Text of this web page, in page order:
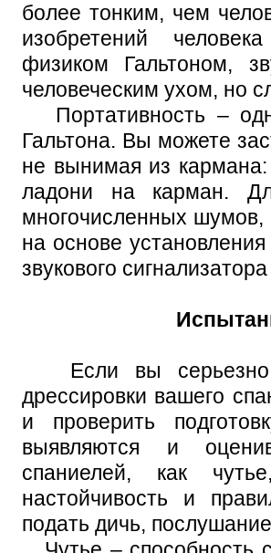
более тонким, чем
изобретений
физиком Гальтоном,
человеческим ухом, но
Портативность –
Гальтона. Вы можете
не вынимая из
ладони на карман.
многочисленных
на основе
звукового
Если вы серьезно
дрессировки вашего
и проверить
выявляются и
спаниелей, как
настойчивость и
подать дичь,